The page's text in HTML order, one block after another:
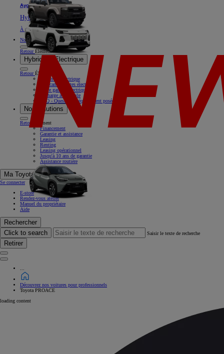
Aygo X
Hybride
À partir de18.769 € (HTVA)
Nos offres
RetourÉlément
Hybride & Electrique
RetourÉlément
Rouler en électrique
Nos camionnettes électriques
Notre gamme électrique
Recharge à domicile
FAQ - Questions fréquemment posées
Nos solutions
Retour
Élément
Financement
Garantie et assistance
Leasing
Renting
Leasing opérationnel
Jusqu'à 10 ans de garantie
Assistance routière
Ma Toyota
Se connecter
E-store
Rendez-vous atelier
Manuel du propriétaire
Aide
Rechercher
Click to search
Saisir le texte de recherche
Retirer
Découvrez nos voitures pour professionnels
Toyota PROACE
loading content